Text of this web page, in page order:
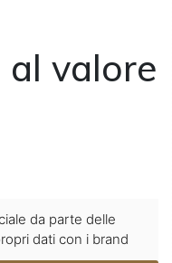
al valore
da parte delle
dati con i brand